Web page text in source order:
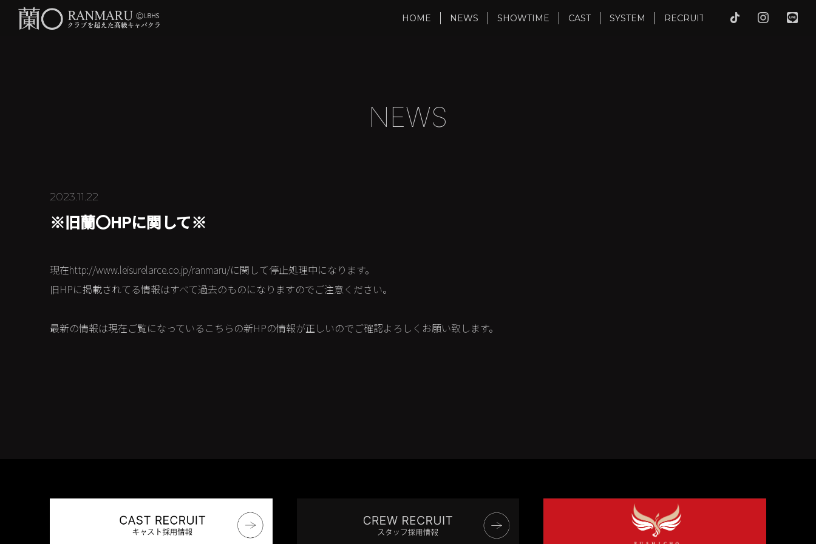
HOME NEWS SHOWTIME CAST SYSTEM RECRUIT
NEWS
2023.11.22
※旧蘭〇HPに関して※
現在http://www.leisurelarce.co.jp/ranmaru/に関して停止処理中になります。
旧HPに掲載されてる情報はすべて過去のものになりますのでご注意ください。
最新の情報は現在ご覧になっているこちらの新HPの情報が正しいのでご確認よろしくお願い致します。